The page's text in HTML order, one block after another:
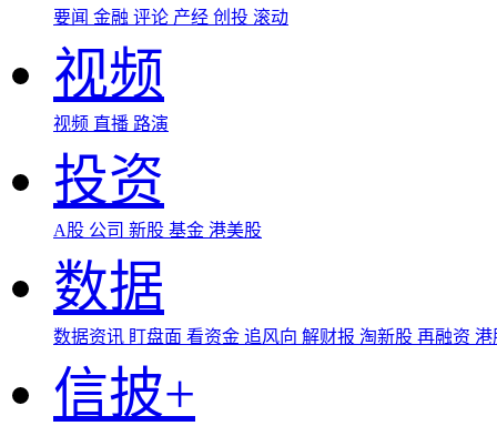
要闻 金融 评论 产经 创投 滚动
视频
视频 直播 路演
投资
A股 公司 新股 基金 港美股
数据
数据资讯 盯盘面 看资金 追风向 解财报 淘新股 再融资
信披+